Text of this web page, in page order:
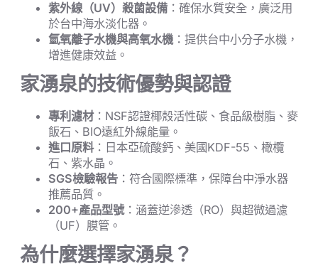
紫外線（UV）殺菌設備 ：確保水質安全，廣泛用
於台中海水淡化器。
氫氧離子水機與高氧水機：提供台中小分子水機，
增進健康效益。
家湧泉的技術優勢與認證
專利濾材：NSF認證椰殼活性碳、食品級樹脂、麥
飯石、BIO遠紅外線能量。
進口原料：日本亞硫酸鈣、美國KDF-55、橄欖
石、紫水晶。
SGS檢驗報告 ：符合國際標準，保障台中淨水器
推薦品質。
200+產品型號：涵蓋逆滲透（RO）與超微過濾
（UF）膜管。
為什麼選擇家湧泉？